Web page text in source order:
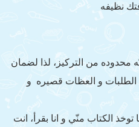
نظيفه
محدوده من التركيز، لذا لضمان
الطلبات و العظات قصيره و
الكتاب منّي و انا بقرأ، انت